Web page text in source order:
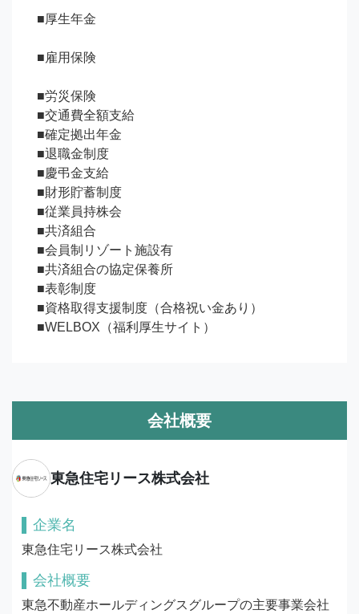
■厚生年金
■雇用保険
■労災保険
■交通費全額支給
■確定拠出年金
■退職金制度
■慶弔金支給
■財形貯蓄制度
■従業員持株会
■共済組合
■会員制リゾート施設有
■共済組合の協定保養所
■表彰制度
■資格取得支援制度（合格祝い金あり）
■WELBOX（福利厚生サイト）
会社概要
東急住宅リース株式会社
企業名
東急住宅リース株式会社
会社概要
東急不動産ホールディングスグループの主要事業会社